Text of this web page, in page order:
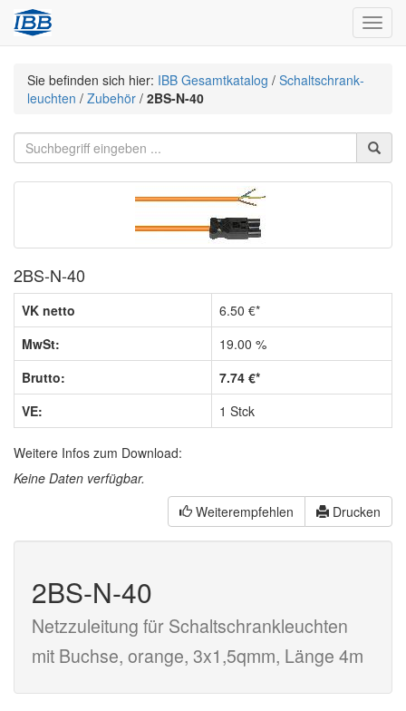
Sie befinden sich hier: IBB Gesamtkatalog / Schaltschrank­
leuchten / Zubehör / 2BS-N-40
2BS-N-40
VK netto
6.50 €*
MwSt:
19.00 %
Brutto:
7.74 €*
VE:
1 Stck
Weitere Infos zum Download:
Keine Daten verfügbar.
Weiterempfehlen
Drucken
2BS-N-40
Netzzuleitung für Schaltschrankleuchten
mit Buchse, orange, 3x1,5qmm, Länge 4m